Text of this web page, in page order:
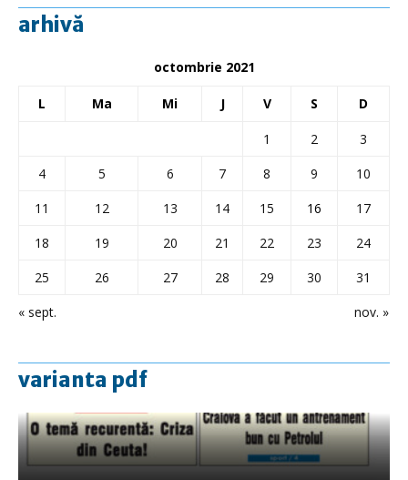
arhivă
octombrie 2021
L Ma Mi J V S D
« sept. nov. »
1 2
3
4
5 6 7 8 9
10
11
12 13 14 15 16
17
18
19 20 21 22 23
24
25
26 27 28 29 30 31
varianta pdf